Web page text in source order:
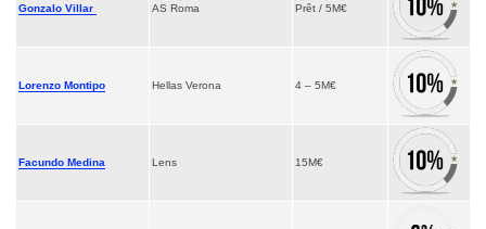
Gonzalo Villar AS Roma Prêt / 5M€
Lorenzo Montipo Hellas Verona 4 – 5M€
Facundo Medina Lens 15M€